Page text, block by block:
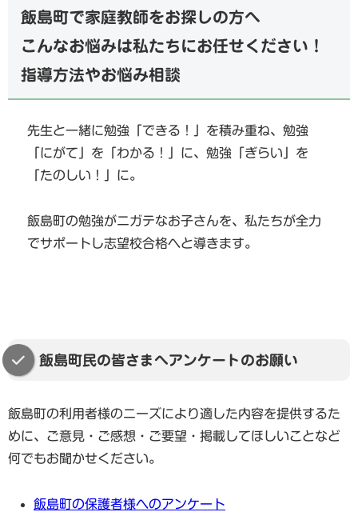
飯島町で家庭教師をお探しの方へ
こんなお悩みは私たちにお任せください！
指導方法やお悩み相談
先生と一緒に勉強「できる！」を積み重ね、勉強
「にがて」を「わかる！」に、勉強「ぎらい」を
「たのしい！」に。
飯島町の勉強がニガテなお子さんを、私たちが全力
でサポートし志望校合格へと導きます。
飯島町民の皆さまへアンケートのお願い
飯島町の利用者様のニーズにより適した内容を提供するた
めに、ご意見・ご感想・ご要望・掲載してほしいことなど
何でもお聞かせください。
飯島町の保護者様へのアンケート